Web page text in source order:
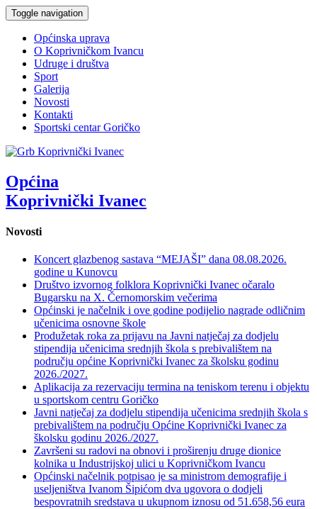
Toggle navigation
Općinska uprava
O Koprivničkom Ivancu
Udruge i društva
Sport
Galerija
Novosti
Kontakti
Sportski centar Goričko
Općina
Koprivnički Ivanec
Novosti
Koncert glazbenog sastava “MEJAŠI” dana 08.08.2026.
godine u Kunovcu
Društvo izvornog folklora Koprivnički Ivanec očaralo
Bugarsku na X. Černomorskim večerima
Općinski je načelnik i ove godine podijelio nagrade odličnim
učenicima osnovne škole
Produžetak roka za prijavu na Javni natječaj za dodjelu
stipendija učenicima srednjih škola s prebivalištem na
području općine Koprivnički Ivanec za školsku godinu
2026./2027.
Aplikacija za rezervaciju termina na teniskom terenu i objektu
u sportskom centru Goričko
Javni natječaj za dodjelu stipendija učenicima srednjih škola s
prebivalištem na području Općine Koprivnički Ivanec za
školsku godinu 2026./2027.
Završeni su radovi na obnovi i proširenju druge dionice
kolnika u Industrijskoj ulici u Koprivničkom Ivancu
Općinski načelnik potpisao je sa ministrom demografije i
useljeništva Ivanom Šipićom dva ugovora o dodjeli
bespovratnih sredstava u ukupnom iznosu od 51.658,56 eura